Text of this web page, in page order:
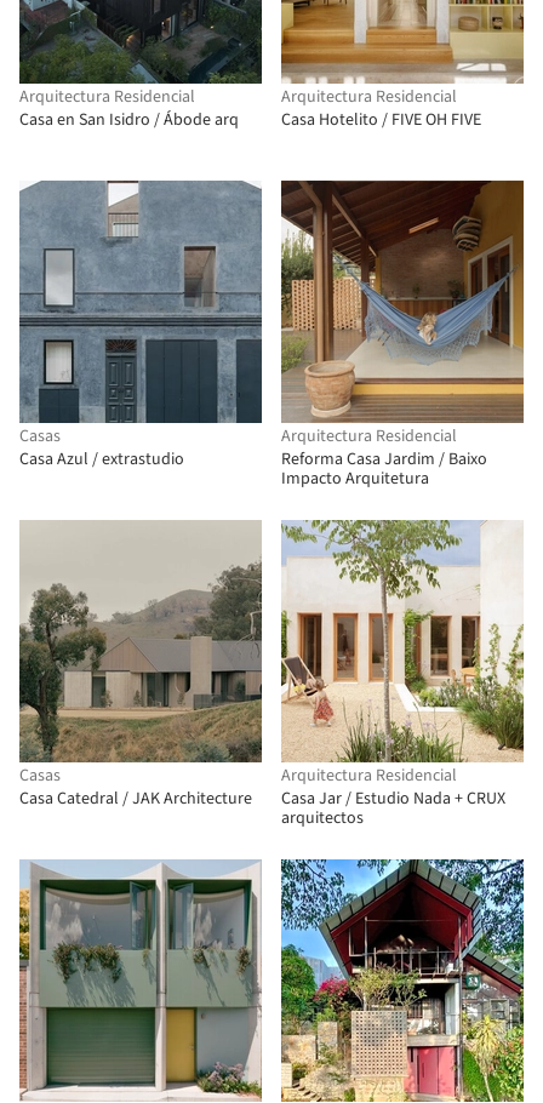
Arquitectura Residencial
Casa en San Isidro / Ábode arq
Arquitectura Residencial
Casa Hotelito / FIVE OH FIVE
Casas
Casa Azul / extrastudio
Arquitectura Residencial
Reforma Casa Jardim / Baixo
Impacto Arquitetura
Casas
Casa Catedral / JAK Architecture
Arquitectura Residencial
Casa Jar / Estudio Nada + CRUX
arquitectos